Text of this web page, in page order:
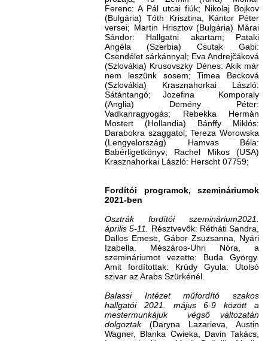
Ferenc: A Pál utcai fiúk; Nikolaj Bojkov
(Bulgária) Tóth Krisztina, Kántor Péter
versei; Martin Hrisztov (Bulgária) Márai
Sándor: Hallgatni akartam; Pataki
Angéla (Szerbia) Csutak Gabi:
Csendélet sárkánnyal; Eva Andrejčáková
(Szlovákia) Krusovszky Dénes: Akik már
nem leszünk sosem; Timea Becková
(Szlovákia) Krasznahorkai László:
Sátántangó; Jozefina Komporaly
(Anglia) Demény Péter:
Vadkanragyogás; Rebekka Hermán
Mostert (Hollandia) Bánffy Miklós:
Darabokra szaggatol; Tereza Worowska
(Lengyelország) Hamvas Béla:
Babérligetkönyv; Rachel Mikos (USA)
Krasznahorkai László: Herscht 07759;
Fordítói programok, szemináriumok
2021-ben
Osztrák fordítói szeminárium2021.
április 5-11. Résztvevők: Rétháti Sandra,
Dallos Emese, Gábor Zsuzsanna, Nyári
Izabella. Mészáros-Uhri Nóra, a
szemináriumot vezette: Buda György.
Amit fordítottak: Krúdy Gyula: Utolsó
szivar az Arabs Szürkénél.
Balassi Intézet műfordító szakos
hallgatói 2021. május 6-9 között a
mestermunkájuk végső változatán
dolgoztak (Daryna Lazarieva, Austin
Wagner, Blanka Cwieka, Davin Takács,